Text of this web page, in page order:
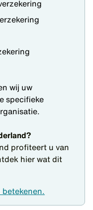
wij uw
specifieke
profiteert u van
hier wat dit